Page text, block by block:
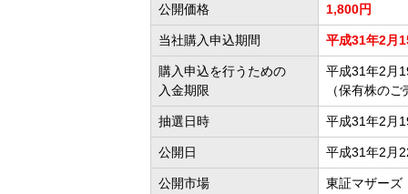
公開価格 1,800円
当社購入申込期間 平成31年2
購入申込を行うための
入金期限
平成31年2月
（保有株の
抽選日時 平成31年2月
公開日 平成31年2月
公開市場 東証マザーズ